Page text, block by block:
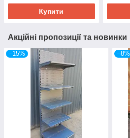
Купити
Акційні пропозиції та новинки
–15% –8%